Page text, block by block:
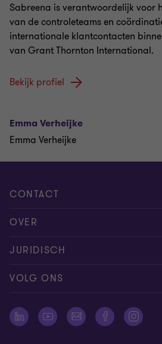
Sabreena is verantwoordelijk voor
van de controleteams en
internationale klantcontacten
van Grant Thornton International.
Bekijk profiel
Emma Verheijke
Emma Verheijke
CONTACT
Evenementen
Neem contact op
OVER
Carrière
Over ons
Pers
JURIDISCH
Algemene voorwaarden
Cookievoorkeuren
VOLG ONS